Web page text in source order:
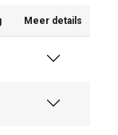
Meer details